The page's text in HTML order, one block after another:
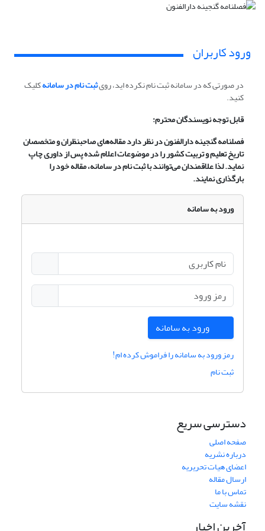
ورود کاربران
در صورتی که در سامانه ثبت نام نکرده اید، رویثبت نام در سامانهکلیک
کنید.
قابل توجه نویسندگان محترم:
فصلنامه گنجینه دارالفنون در نظر دارد مقاله‌های صاحبنظران و متخصصان
تاریخ تعلیم و تربیت کشور را در موضوعات اعلام شده پس از داوری چاپ
نماید. لذا علاقمندان می‌توانند با ثبت نام در سامانه، مقاله خود را
بارگذاری نمایند.
ورود به سامانه
ورود به سامانه
رمز ورود به سامانه را فراموش کرده ام!
ثبت نام
دسترسی سریع
صفحه اصلی
درباره نشریه
اعضای هیات تحریریه
ارسال مقاله
تماس با ما
نقشه سایت